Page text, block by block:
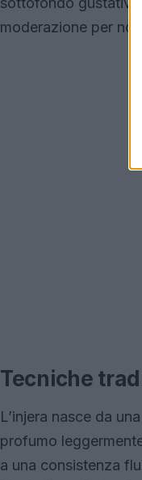
moderazione per
Tecniche
L’injera nasce da una
profumo
a una consistenza